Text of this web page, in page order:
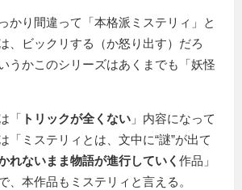
かり間違って「本格派ミステリィ」と
、ビックリする（か怒り出す）だろ
うかこのシリーズはあくまでも「妖怪
「 トリックが全くない 」内容になって
「ミステリィとは、文中に“謎”が出て
れないまま物語が進行していく 作品」
、本作品もミステリィと言える。